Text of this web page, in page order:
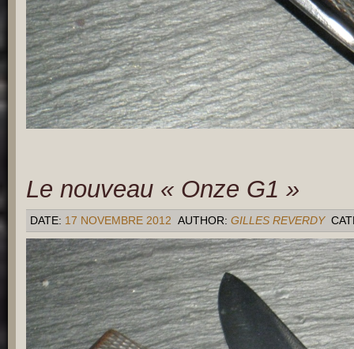
Le nouveau « Onze G1 »
DATE: 17 NOVEMBRE 2012 AUTHOR: GILLES REVERDY